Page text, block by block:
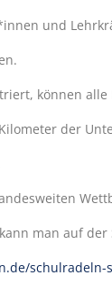
und
können
der
man auf der
schulradeln-